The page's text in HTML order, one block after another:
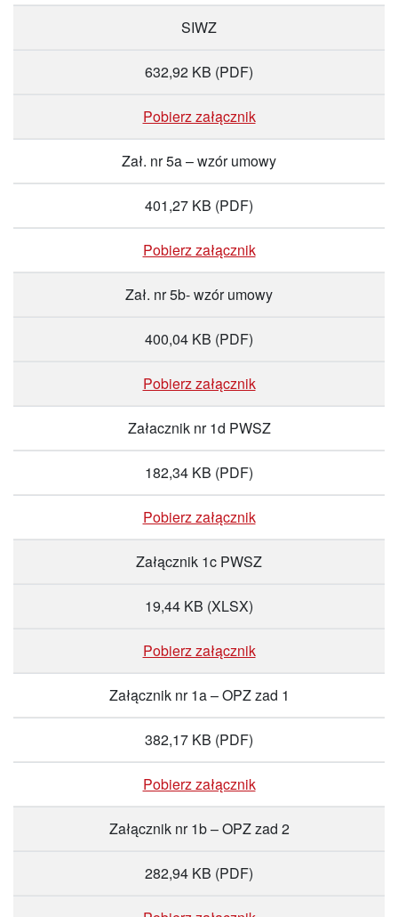
SIWZ
632,92 KB (PDF)
Pobierz załącznik
Zał. nr 5a – wzór umowy
401,27 KB (PDF)
Pobierz załącznik
Zał. nr 5b- wzór umowy
400,04 KB (PDF)
Pobierz załącznik
Załacznik nr 1d PWSZ
182,34 KB (PDF)
Pobierz załącznik
Załącznik 1c PWSZ
19,44 KB (XLSX)
Pobierz załącznik
Załącznik nr 1a – OPZ zad 1
382,17 KB (PDF)
Pobierz załącznik
Załącznik nr 1b – OPZ zad 2
282,94 KB (PDF)